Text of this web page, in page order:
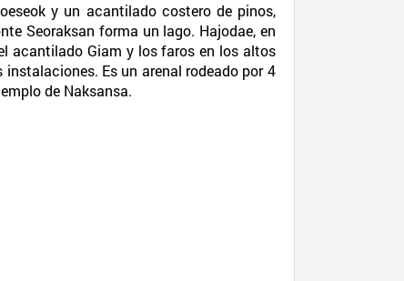
y un acantilado costero de pinos,
Seoraksan forma un lago. Hajodae, en
acantilado Giam y los faros en los altos
Es un arenal rodeado por 4
de Naksansa.